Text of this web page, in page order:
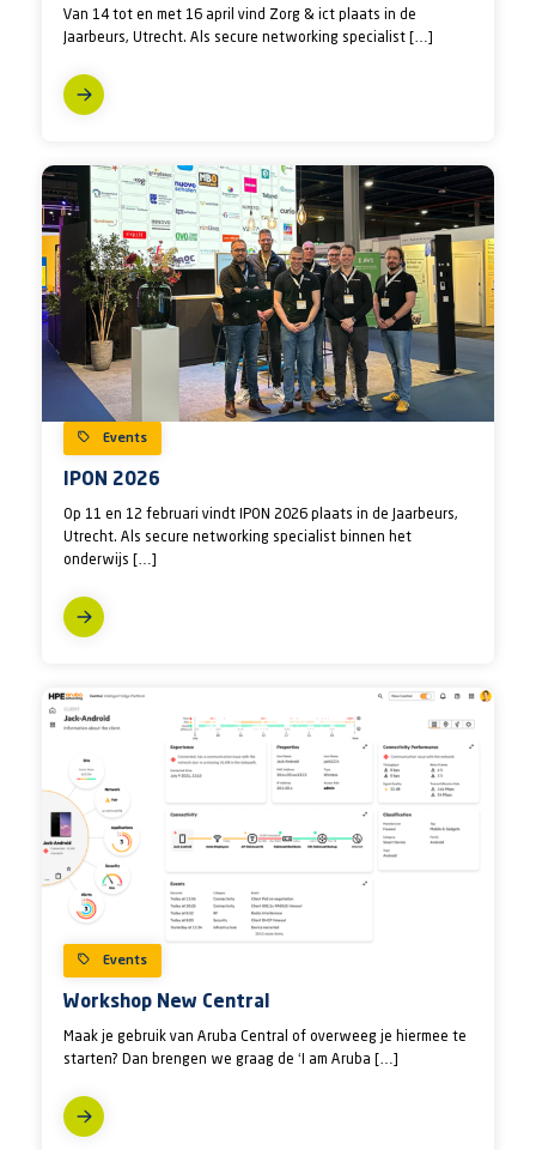
Van 14 tot en met 16 april vind Zorg & ict plaats in de
Jaarbeurs, Utrecht. Als secure networking specialist […]
Events
IPON 2026
Op 11 en 12 februari vindt IPON 2026 plaats in de Jaarbeurs,
Utrecht. Als secure networking specialist binnen het
onderwijs […]
Events
Workshop New Central
Maak je gebruik van Aruba Central of overweeg je hiermee te
starten? Dan brengen we graag de ‘I am Aruba […]